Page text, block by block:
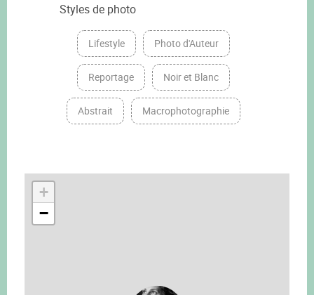
Styles de photo
Lifestyle Photo d'Auteur
Reportage Noir et Blanc
Abstrait Macrophotographie
+
−